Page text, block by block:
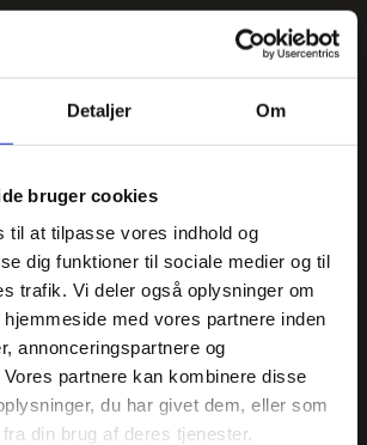
Detaljer Om
bruger cookies
til at tilpasse vores indhold og
dig funktioner til sociale medier og til
trafik. Vi deler også oplysninger om
med vores partnere inden
annonceringspartnere og
partnere kan kombinere disse
du har givet dem, eller som
din brug af deres tjenester.